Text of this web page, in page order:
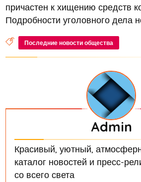
причастен к хищению средств
Подробности уголовного дела
Последние новости общества
Admin
Красивый, уютный,
каталог новостей и пресс-
со всего света